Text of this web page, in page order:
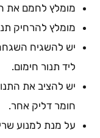
מומלץ לחמם את
מומלץ להרחיק
יש להשגיח
ליד תנור חימום.
יש להציב את
חומר דליק אחר.
על מנת למנוע